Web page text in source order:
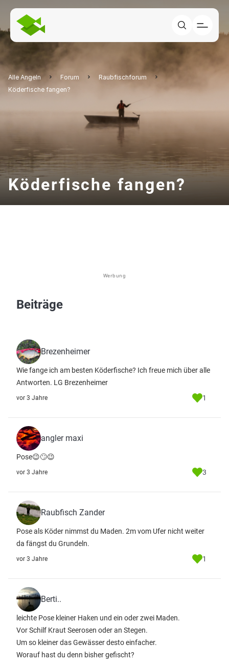
Alle Angeln Forum
Raubfischforum
Köderfische fangen?
Köderfische fangen?
Werbung
Beiträge
Brezenheimer
Wie fange ich am besten Köderfische? Ich freue mich über alle
Antworten. LG Brezenheimer
vor 3 Jahre 1
angler maxi
Pose😉🙄😉
vor 3 Jahre 3
Raubfisch Zander
Pose als Köder nimmst du Maden. 2m vom Ufer nicht weiter
da fängst du Grundeln.
vor 3 Jahre 1
Berti..
leichte Pose kleiner Haken und ein oder zwei Maden.
Vor Schilf Kraut Seerosen oder an Stegen.
Um so kleiner das Gewässer desto einfacher.
Worauf hast du denn bisher gefischt?